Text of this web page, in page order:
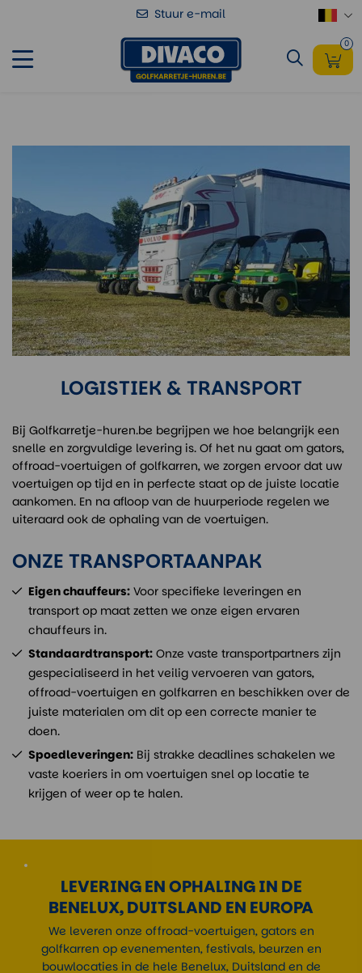
Stuur e-mail
0
LOGISTIEK & TRANSPORT
Bij Golfkarretje-huren.be begrijpen we hoe belangrijk een
snelle en zorgvuldige levering is. Of het nu gaat om gators,
offroad-voertuigen of golfkarren, we zorgen ervoor dat uw
voertuigen op tijd en in perfecte staat op de juiste locatie
aankomen. En na afloop van de huurperiode regelen we
uiteraard ook de ophaling van de voertuigen.
ONZE TRANSPORTAANPAK
Eigen chauffeurs: Voor specifieke leveringen en
transport op maat zetten we onze eigen ervaren
chauffeurs in.
Standaardtransport: Onze vaste transportpartners zijn
gespecialiseerd in het veilig vervoeren van gators,
offroad-voertuigen en golfkarren en beschikken over de
juiste materialen om dit op een correcte manier te
doen.
Spoedleveringen: Bij strakke deadlines schakelen we
vaste koeriers in om voertuigen snel op locatie te
krijgen of weer op te halen.
LEVERING EN OPHALING IN DE
BENELUX, DUITSLAND EN EUROPA
We leveren onze offroad-voertuigen, gators en
golfkarren op evenementen, festivals, beurzen en
bouwlocaties in de hele Benelux, Duitsland en de